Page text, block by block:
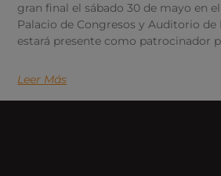
gran final el sábado 30 de mayo en
Palacio de Congresos y Auditorio de
estará presente como patrocinador
Leer Más